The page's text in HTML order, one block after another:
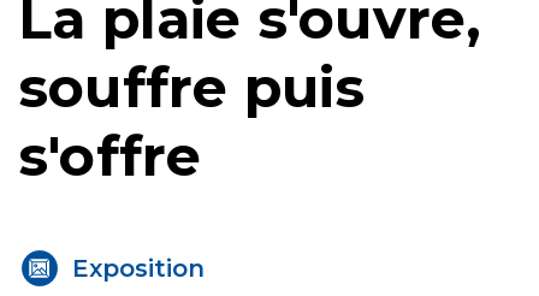
La plaie s'ouvre,
souffre puis
s'offre
Exposition